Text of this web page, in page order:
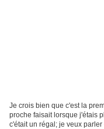
Je crois bien que c'est la
proche faisait lorsque j'étais
c'était un régal; je veux